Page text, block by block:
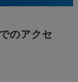
のアクセ